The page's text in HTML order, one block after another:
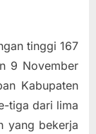
tinggi 167
9 November
Kabupaten
tiga dari lima
yang bekerja